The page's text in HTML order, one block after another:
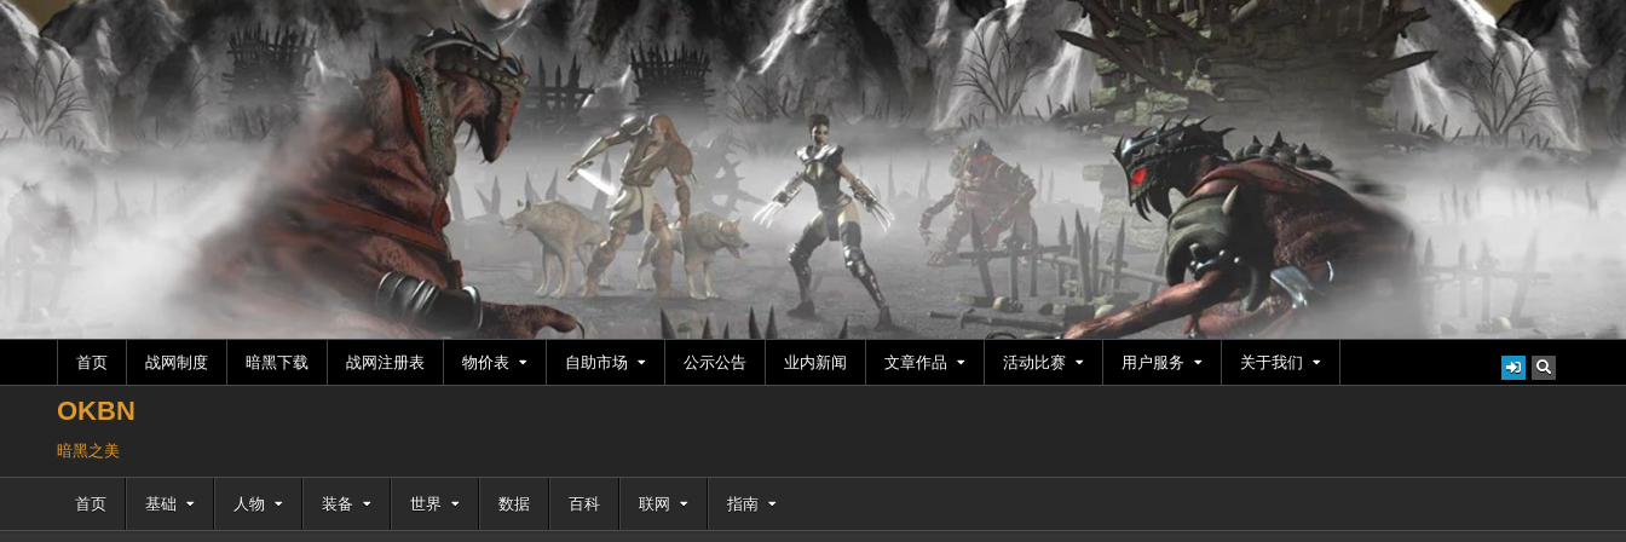
跳
容
首页 战网制度 暗黑下载 战网注册表 物价表 自助市场 公示公告 业内新闻 文章作品 活动比赛 用户服务 关于我们
OKBN
暗黑之美
首页 基础 人物 装备 世界 数据 百科 联网 指南